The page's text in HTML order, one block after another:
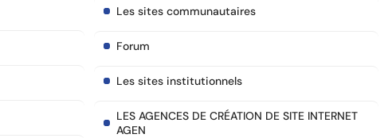
Les sites communautaires
Forum
Les sites institutionnels
LES AGENCES DE CRÉATION DE SITE INTERNET
AGEN